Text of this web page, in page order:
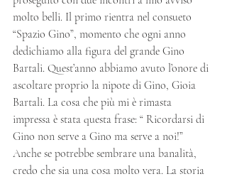
molto belli. Il primo rientra nel consueto
“Spazio Gino”, momento che ogni anno
dedichiamo alla figura del grande Gino
Bartali. Quest’anno abbiamo avuto l’onore di
ascoltare proprio la nipote di Gino, Gioia
Bartali. La cosa che più mi è rimasta
impressa è stata questa frase: “ Ricordarsi di
Gino non serve a Gino ma serve a noi!”
Anche se potrebbe sembrare una banalità,
credo che sia una cosa molto vera. La storia